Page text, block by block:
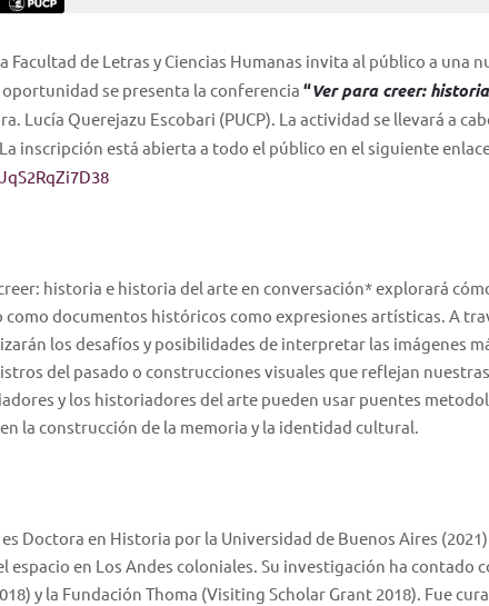
Facultad de Letras y Ciencias Humanas invita al público a una
oportunidad se presenta la conferencia “Ver para creer:
Lucía Querejazu Escobari (PUCP). La actividad se llevará a
La inscripción está abierta a todo el público en el siguiente
historia e historia del arte en conversación* explorará
documentos históricos como expresiones artísticas. A
los desafíos y posibilidades de interpretar las imágenes
del pasado o construcciones visuales que reflejan
y los historiadores del arte pueden usar puentes
la construcción de la memoria y la identidad cultural.
Doctora en Historia por la Universidad de Buenos Aires
espacio en Los Andes coloniales. Su investigación ha contado
y la Fundación Thoma (Visiting Scholar Grant 2018). Fue